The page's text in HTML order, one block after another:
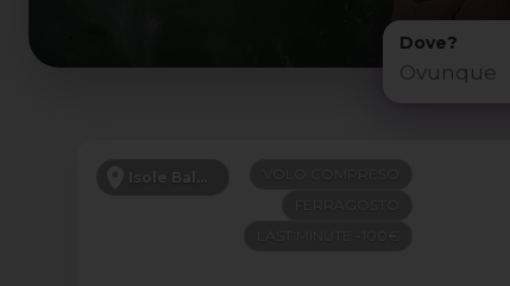
Dove?
Isole Baleari